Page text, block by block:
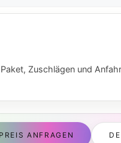
Zuschlägen und
ANFRAGEN